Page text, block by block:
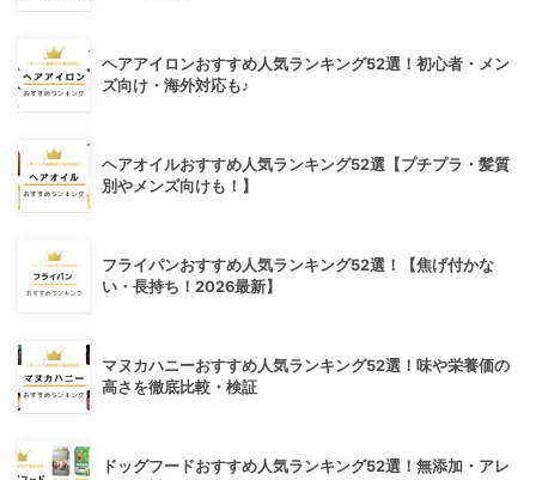
ヘアアイロンおすすめ人気ランキング52選！初心者・メン
ズ向け・海外対応も♪
ヘアオイルおすすめ人気ランキング52選【プチプラ・髪質
別やメンズ向けも！】
フライパンおすすめ人気ランキング52選！【焦げ付かな
い・長持ち！2026最新】
マヌカハニーおすすめ人気ランキング52選！味や栄養価の
高さを徹底比較・検証
ドッグフードおすすめ人気ランキング52選！無添加・アレ